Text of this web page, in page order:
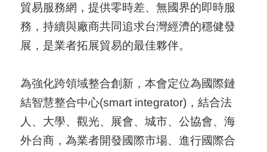
貿易服務網，提供零時差、無國界的即時服
務，持續與廠商共同追求台灣經濟的穩健發
展，是業者拓展貿易的最佳夥伴。
為強化跨領域整合創新，本會定位為國際鏈
結智慧整合中心(smart integrator)，結合法
人、大學、觀光、展會、城市、公協會、海
外台商，為業者開發國際市場、進行國際合